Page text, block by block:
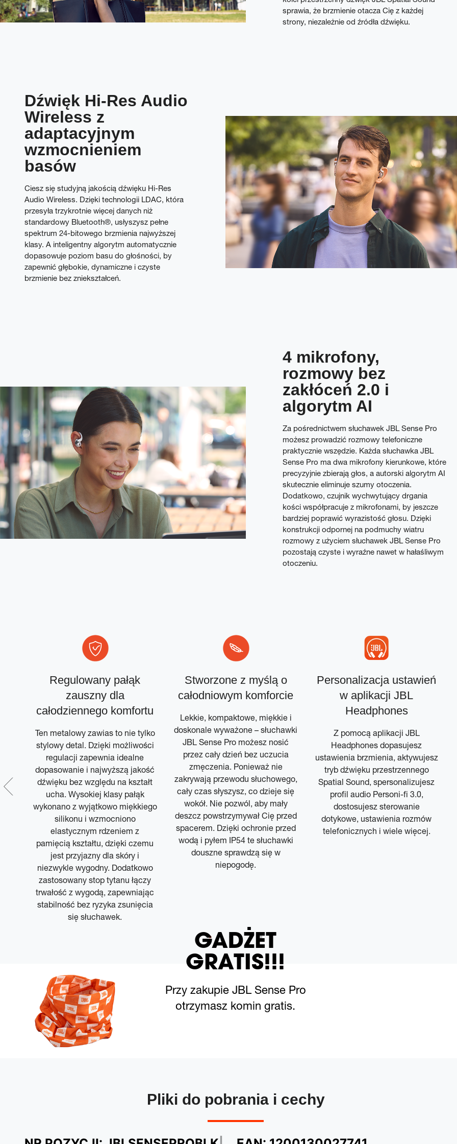
sprawia, że brzmienie otacza Cię z każdej
strony, niezależnie od źródła dźwięku.
Dźwięk Hi-Res Audio
Wireless z
adaptacyjnym
wzmocnieniem
basów
Ciesz się studyjną jakością dźwięku Hi-Res
Audio Wireless. Dzięki technologii LDAC, która
przesyła trzykrotnie więcej danych niż
standardowy Bluetooth®, usłyszysz pełne
spektrum 24-bitowego brzmienia najwyższej
klasy. A inteligentny algorytm automatycznie
dopasowuje poziom basu do głośności, by
zapewnić głębokie, dynamiczne i czyste
brzmienie bez zniekształceń.
4 mikrofony,
rozmowy bez
zakłóceń 2.0 i
algorytm AI
Za pośrednictwem słuchawek JBL Sense Pro
możesz prowadzić rozmowy telefoniczne
praktycznie wszędzie. Każda słuchawka JBL
Sense Pro ma dwa mikrofony kierunkowe, które
precyzyjnie zbierają głos, a autorski algorytm AI
skutecznie eliminuje szumy otoczenia.
Dodatkowo, czujnik wychwytujący drgania
kości współpracuje z mikrofonami, by jeszcze
bardziej poprawić wyrazistość głosu. Dzięki
konstrukcji odpornej na podmuchy wiatru
rozmowy z użyciem słuchawek JBL Sense Pro
pozostają czyste i wyraźne nawet w hałaśliwym
otoczeniu.
z
Regulowany pałąk
zauszny dla
całodziennego komfortu
Ten metalowy zawias to nie tylko
stylowy detal. Dzięki możliwości
regulacji zapewnia idealne
dopasowanie i najwyższą jakość
dźwięku bez względu na kształt
ucha. Wysokiej klasy pałąk
wykonano z wyjątkowo miękkiego
silikonu i wzmocniono
elastycznym rdzeniem z
pamięcią kształtu, dzięki czemu
jest przyjazny dla skóry i
niezwykle wygodny. Dodatkowo
zastosowany stop tytanu łączy
trwałość z wygodą, zapewniając
stabilność bez ryzyka zsunięcia
się słuchawek.
Stworzone z myślą o
całodniowym komforcie
Lekkie, kompaktowe, miękkie i
doskonale wyważone – słuchawki
JBL Sense Pro możesz nosić
przez cały dzień bez uczucia
zmęczenia. Ponieważ nie
zakrywają przewodu słuchowego,
cały czas słyszysz, co dzieje się
wokół. Nie pozwól, aby mały
deszcz powstrzymywał Cię przed
spacerem. Dzięki ochronie przed
wodą i pyłem IP54 te słuchawki
douszne sprawdzą się w
niepogodę.
Personalizacja ustawień
w aplikacji JBL
Headphones
Z pomocą aplikacji JBL
Headphones dopasujesz
ustawienia brzmienia, aktywujesz
tryb dźwięku przestrzennego
Spatial Sound, spersonalizujesz
profil audio Personi-fi 3.0,
dostosujesz sterowanie
dotykowe, ustawienia rozmów
telefonicznych i wiele więcej.
GADŻET
GRATIS!!!
Przy zakupie JBL Sense Pro
otrzymasz komin gratis.
Pliki do pobrania i cechy